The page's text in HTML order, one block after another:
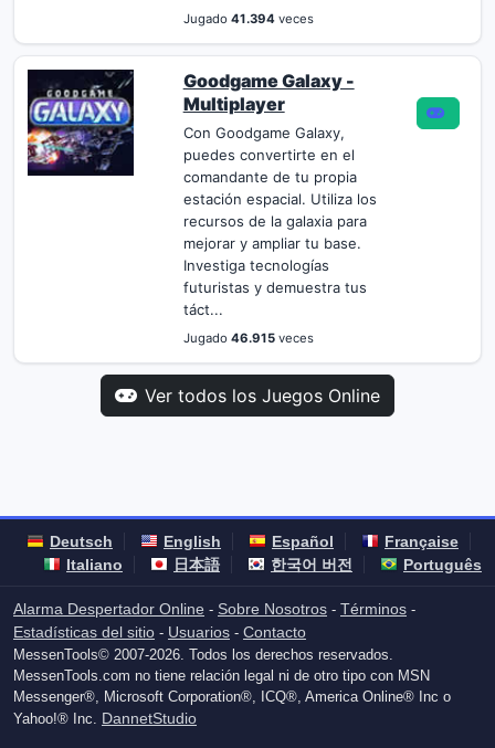
Jugado 41.394veces
Goodgame Galaxy -
Multiplayer
Con Goodgame Galaxy,
puedes convertirte en el
comandante de tu propia
estación espacial. Utiliza los
recursos de la galaxia para
mejorar y ampliar tu base.
Investiga tecnologías
futuristas y demuestra tus
táct...
Jugado 46.915veces
Ver todos los Juegos Online
Deutsch English Español
Française
Italiano
日本語 한국어 버전 Português
Alarma Despertador Online - Sobre Nosotros - Términos -
Estadísticas del sitio - Usuarios - Contacto
MessenTools© 2007-2026. Todos los derechos reservados.
MessenTools.com no tiene relación legal ni de otro tipo con MSN
Messenger®, Microsoft Corporation®, ICQ®, America Online® Inc o
Yahoo!® Inc. DannetStudio